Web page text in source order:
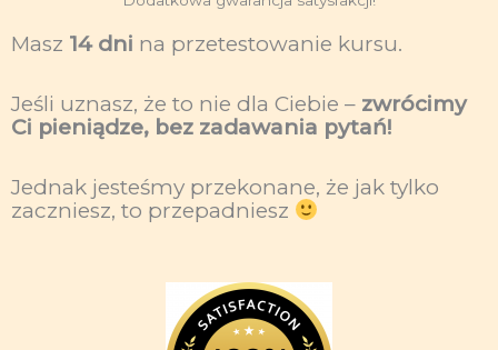
Masz 14 dni na przetestowanie kursu.
Jeśli uznasz, że to nie dla Ciebie – zwrócimy
Ci pieniądze, bez zadawania pytań!
Jednak jesteśmy przekonane, że jak tylko
zaczniesz, to przepadniesz